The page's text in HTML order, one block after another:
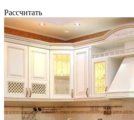
Рассчитать